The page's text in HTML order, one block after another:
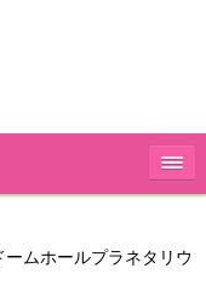
ムホールプラネタリウ